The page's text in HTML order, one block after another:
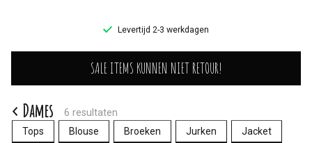
Levertijd 2-3 werkdagen
Dames
Saminas
SALE ITEMS KUNNEN NIET RETOUR!
Dames
6 resultaten
Tops
Blouse Broeken Jurken Jacket